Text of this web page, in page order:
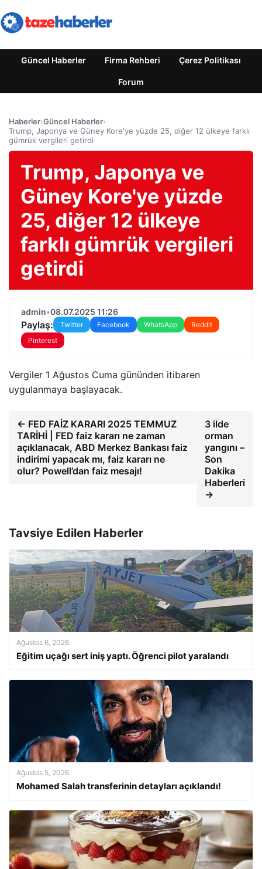
Güncel Haberler Firma Rehberi Çerez Politikası
Forum
Haberler›Güncel Haberler›
Trump, Japonya ve Güney Kore'ye yüzde 25, diğer 12 ülkeye farklı
gümrük vergileri getirdi
Trump, Japonya ve
Güney Kore'ye yüzde
25, diğer 12 ülkeye
farklı gümrük vergileri
getirdi
admin•08.07.2025 11:26
Paylaş: Twitter Facebook WhatsApp
Reddit
Pinterest
Vergiler 1 Ağustos Cuma gününden itibaren
uygulanmaya başlayacak.
← FED FAİZ KARARI 2025 TEMMUZ
TARİHİ | FED faiz kararı ne zaman
açıklanacak, ABD Merkez Bankası faiz
indirimi yapacak mı, faiz kararı ne
olur? Powell’dan faiz mesajı!
3 ilde
orman
yangını –
Son
Dakika
Haberleri
→
Tavsiye Edilen Haberler
Ağustos 6, 2026
Eğitim uçağı sert iniş yaptı. Öğrenci pilot yaralandı
Ağustos 5, 2026
Mohamed Salah transferinin detayları açıklandı!